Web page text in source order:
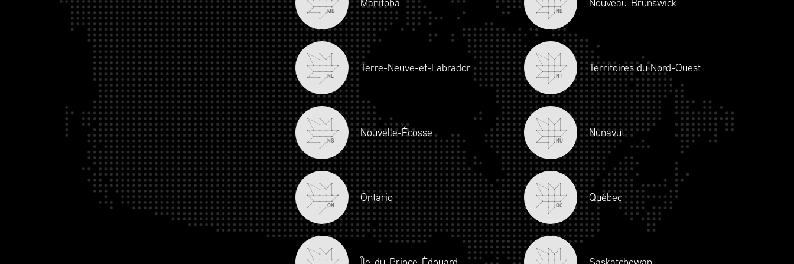
À PROPOS DÉFENSE DES INTÉRÊTS ADHÉSION SCMP FORMATION NOUVELLES ET ÉVÉNEMENTS CARRIÈRES NOUS JOINDRE SE CONNECTER
© Chaîne d'approvisionnement Canada, 2026 Tous droits réservés. Déclaration de confidentialité .Conditions d’utilisation. Code de conduite Une création de Joey Ai.
MB NB
NL
Terre-Neuve-et-Labrador
NT
Territoires du Nord-Ouest
NS
Nouvelle-Écosse
NU
Nunavut
ON
Ontario
QC
Québec